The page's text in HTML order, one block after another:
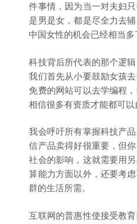
件事情，因为当一对夫妇
是男是女，都是尽全力去
中国女性的机会已经相当多
科技背后所代表的那个逻
我们首先从小要鼓励女孩
免费的网站可以去学编程
相信很多有资质才能都可以
我会呼吁所有掌握科技产
信产品卖得好很重要，但
社会的影响，这就需要用
算能力方面以外，还要考
群的生活所需。
互联网的普惠性使接受教